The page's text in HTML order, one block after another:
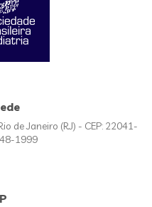
de Janeiro (RJ) - CEP: 22041-
1999